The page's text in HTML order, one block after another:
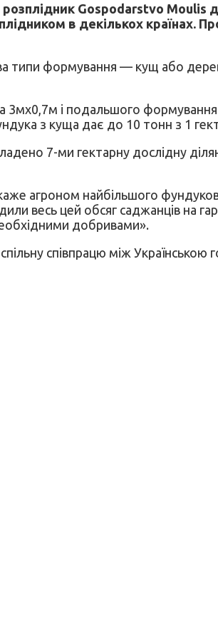
розплідник Gospodarstvo
в декількох країнах.
типи формування — кущ або
3мх0,7м і подальшого
з куща дає до 10 тонн з 1
7-ми гектарну дослідну
агроном найбільшого
весь цей обсяг саджанців на
добривами».
співпрацю між